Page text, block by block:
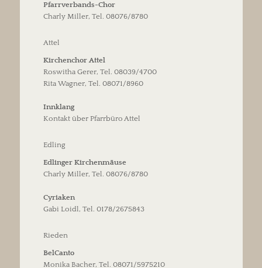
Pfarrverbands-Chor
Charly Miller, Tel. 08076/8780
Attel
Kirchenchor Attel
Roswitha Gerer, Tel. 08039/4700
Rita Wagner, Tel. 08071/8960
Innklang
Kontakt über Pfarrbüro Attel
Edling
Edlinger Kirchenmäuse
Charly Miller, Tel. 08076/8780
Cyriaken
Gabi Loidl, Tel. 0178/2675843
Rieden
BelCanto
Monika Bacher, Tel. 08071/5975210